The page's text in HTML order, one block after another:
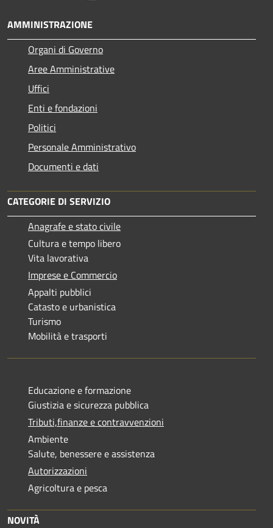
AMMINISTRAZIONE
Organi di Governo
Aree Amministrative
Uffici
Enti e fondazioni
Politici
Personale Amministrativo
Documenti e dati
CATEGORIE DI SERVIZIO
Anagrafe e stato civile
Cultura e tempo libero
Vita lavorativa
Imprese e Commercio
Appalti pubblici
Catasto e urbanistica
Turismo
Mobilità e trasporti
Educazione e formazione
Giustizia e sicurezza pubblica
Tributi,finanze e contravvenzioni
Ambiente
Salute, benessere e assistenza
Autorizzazioni
Agricoltura e pesca
NOVITÀ